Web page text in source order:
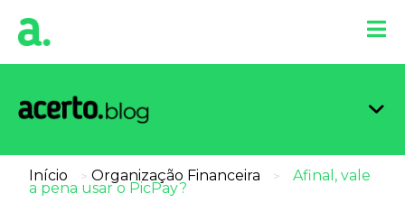
Início > Organização Financeira > Afinal, vale
a pena usar o PicPay?